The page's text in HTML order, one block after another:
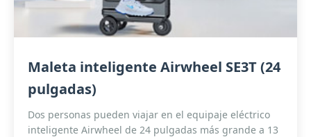
Maleta inteligente Airwheel SE3T (24
pulgadas)
Dos personas pueden viajar en el equipaje eléctrico
inteligente Airwheel de 24 pulgadas más grande a 13